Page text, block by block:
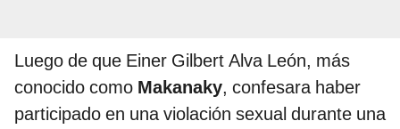
Luego de que Einer Gilbert Alva León, más
conocido como Makanaky, confesara haber
participado en una violación sexual durante una